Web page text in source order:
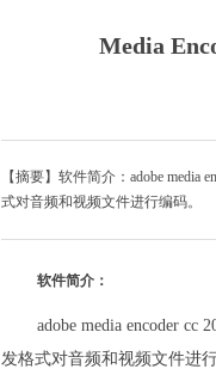
Media
【摘要】软件简介：adobe
式对音频和视频文件进行编码。
软件简介：
adobe media encoder
发格式对音频和视频文件进